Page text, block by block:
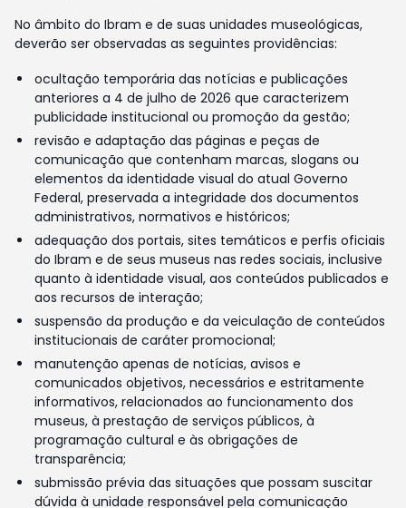
No âmbito do Ibram e de suas unidades museológicas,
deverão ser observadas as seguintes providências:
ocultação temporária das notícias e publicações
anteriores a 4 de julho de 2026 que caracterizem
publicidade institucional ou promoção da gestão;
revisão e adaptação das páginas e peças de
comunicação que contenham marcas, slogans ou
elementos da identidade visual do atual Governo
Federal, preservada a integridade dos documentos
administrativos, normativos e históricos;
adequação dos portais, sites temáticos e perfis oficiais
do Ibram e de seus museus nas redes sociais, inclusive
quanto à identidade visual, aos conteúdos publicados e
aos recursos de interação;
suspensão da produção e da veiculação de conteúdos
institucionais de caráter promocional;
manutenção apenas de notícias, avisos e
comunicados objetivos, necessários e estritamente
informativos, relacionados ao funcionamento dos
museus, à prestação de serviços públicos, à
programação cultural e às obrigações de
transparência;
submissão prévia das situações que possam suscitar
dúvida à unidade responsável pela comunicação